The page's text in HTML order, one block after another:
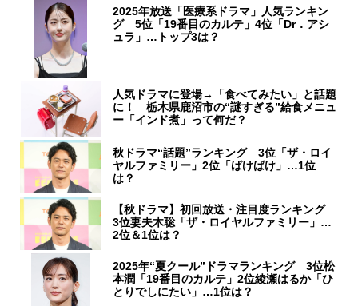
2025年放送「医療系ドラマ」人気ランキン
グ 5位「19番目のカルテ」4位「Dr．アシ
ュラ」…トップ3は？
人気ドラマに登場→「食べてみたい」と話題
に！ 栃木県鹿沼市の“謎すぎる”給食メニュ
ー「インド煮」って何だ？
秋ドラマ“話題”ランキング 3位「ザ・ロイ
ヤルファミリー」2位「ばけばけ」…1位
は？
【秋ドラマ】初回放送・注目度ランキング
3位妻夫木聡「ザ・ロイヤルファミリー」…
2位＆1位は？
2025年“夏クール”ドラマランキング 3位松
本潤「19番目のカルテ」2位綾瀬はるか「ひ
とりでしにたい」…1位は？